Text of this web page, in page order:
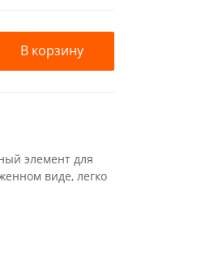
В корзину
элемент для
виде, легко